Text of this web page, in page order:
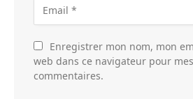
Enregistrer mon nom, mon
web dans ce navigateur pour
commentaires.